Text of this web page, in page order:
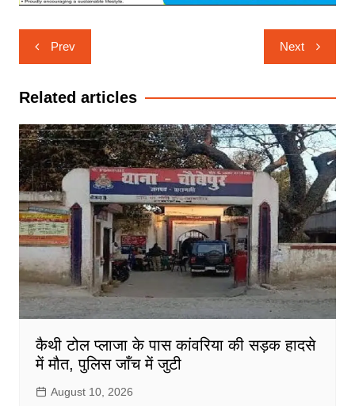
Post
navigation
Prev Next
Related articles
कैथी टोल प्लाजा के पास कांवरिया की सड़क हादसे
में मौत, पुलिस जाँच में जुटी
August 10, 2026